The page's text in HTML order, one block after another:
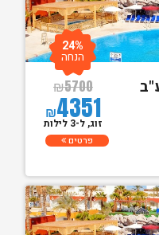
ע"ב
₪5700
₪4351
24%
הנחה
זוג, ל-3 לילות
פרטים